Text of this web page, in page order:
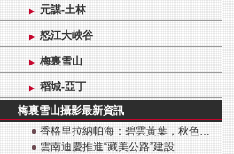
元謀-土林
怒江大峽谷
梅裏雪山
稻城-亞丁
梅裏雪山攝影最新資訊
香格里拉納帕海：碧雲黃葉，秋色…
雲南迪慶推進“藏美公路”建設